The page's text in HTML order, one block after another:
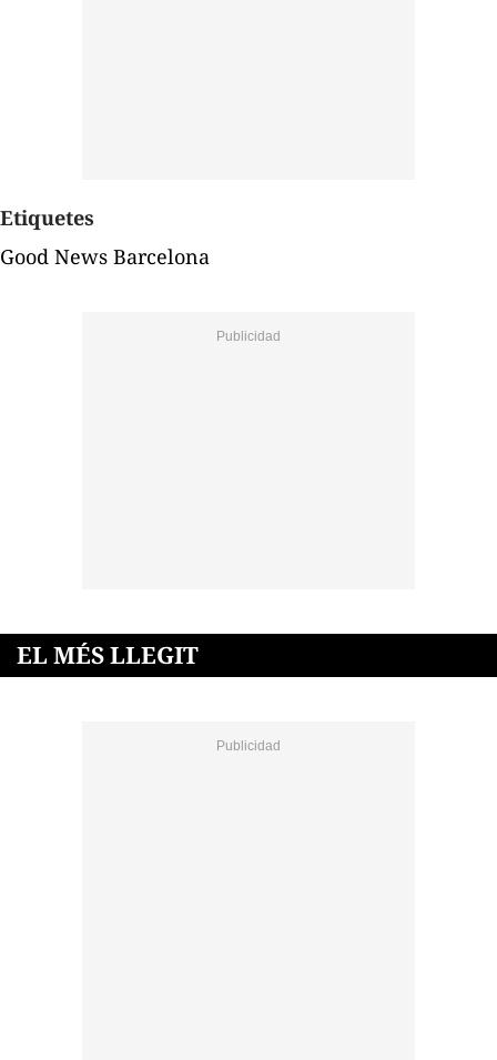
Etiquetes
Good News Barcelona
EL MÉS LLEGIT